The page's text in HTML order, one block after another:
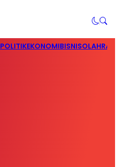
POLITIKEKONOMIBISNIS